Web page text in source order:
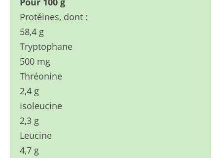
Protéines, dont :
58,4 g
Tryptophane
500 mg
Thréonine
2,4 g
Isoleucine
2,3 g
Leucine
4,7 g